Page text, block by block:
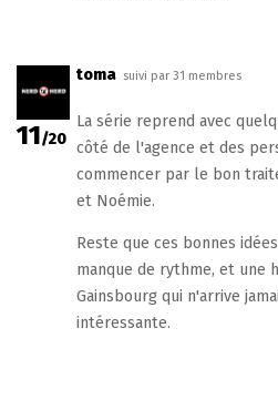
11/20
toma suivi par 31 membres
La série reprend avec
côté de l'agence et des
commencer par le bon
et Noémie.
Reste que ces bonnes
manque de rythme, et une
Gainsbourg qui n'arrive
intéressante.